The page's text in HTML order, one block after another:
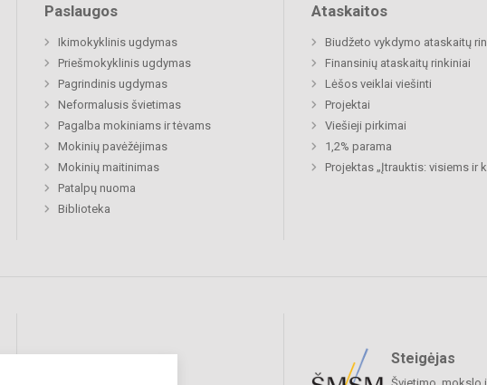
Paslaugos
Ikimokyklinis ugdymas
Priešmokyklinis ugdymas
Pagrindinis ugdymas
Neformalusis švietimas
Pagalba mokiniams ir tėvams
Mokinių pavėžėjimas
Mokinių maitinimas
Patalpų nuoma
Biblioteka
Ataskaitos
Biudžeto vykdymo ataskaitų
Finansinių ataskaitų rinkiniai
Lėšos veiklai viešinti
Projektai
Viešieji pirkimai
1,2% parama
Projektas „Įtrauktis: visiems ir
Steigėjas